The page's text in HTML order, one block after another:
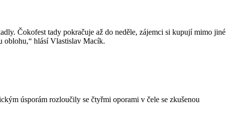
Čokofest tady pokračuje až do neděle, zájemci si kupují mimo jiné
oblohu,“ hlásí Vlastislav Macík.
úsporám rozloučily se čtyřmi oporami v čele se zkušenou